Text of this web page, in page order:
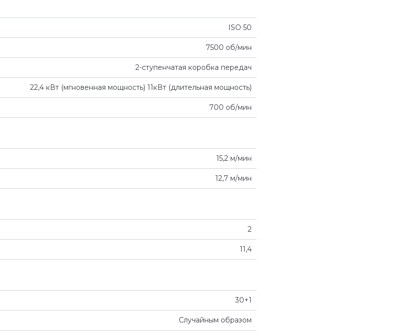
ISO 50
7500 об/мин
2-ступенчатая коробка передач
22,4 кВт (мгновенная мощность) 11кВт (длительная мощность)
700 об/мин
15,2 м/мин
12,7 м/мин
2
11,4
30+1
Случайным образом